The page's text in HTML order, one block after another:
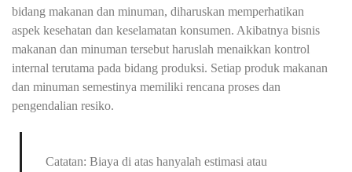
bidang makanan dan minuman, diharuskan memperhatikan
aspek kesehatan dan keselamatan konsumen. Akibatnya bisnis
makanan dan minuman tersebut haruslah menaikkan kontrol
internal terutama pada bidang produksi. Setiap produk makanan
dan minuman semestinya memiliki rencana proses dan
pengendalian resiko.
Catatan: Biaya di atas hanyalah estimasi atau